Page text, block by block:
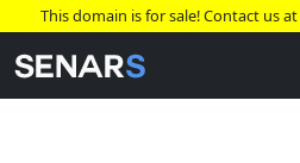
This domain is for sale! Contact us at